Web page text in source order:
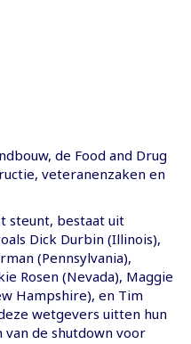
de Food and Drug
veteranenzaken en
steunt, bestaat uit
Dick Durbin (Illinois),
(Pennsylvania),
Rosen (Nevada), Maggie
Hampshire), en Tim
wetgevers uitten hun
de shutdown voor